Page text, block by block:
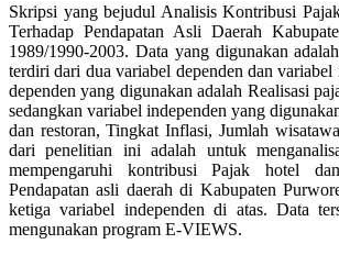
Skripsi yang bejudul Analisis Kontribusi
Terhadap Pendapatan Asli Daerah
1989/1990-2003. Data yang digunakan
terdiri dari dua variabel dependen dan variabel
dependen yang digunakan adalah Realisasi
sedangkan variabel independen yang
dan restoran, Tingkat Inflasi, Jumlah
dari penelitian ini adalah untuk
mempengaruhi kontribusi Pajak hotel
Pendapatan asli daerah di Kabupaten
ketiga variabel independen di atas. Data
mengunakan program E-VIEWS.